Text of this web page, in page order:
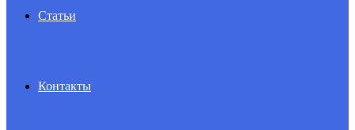
Статьи
Контакты